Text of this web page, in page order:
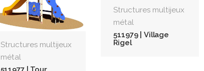
Structures multijeux
métal
Structures multijeux
métal
511979 | Village
Rigel